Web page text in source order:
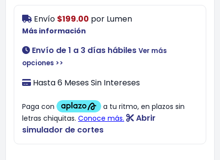
Envío $199.00 por Lumen
Más información
Envío de 1 a 3 días hábiles Ver más
opciones >>
Hasta 6 Meses Sin Intereses
Abrir
simulador de cortes